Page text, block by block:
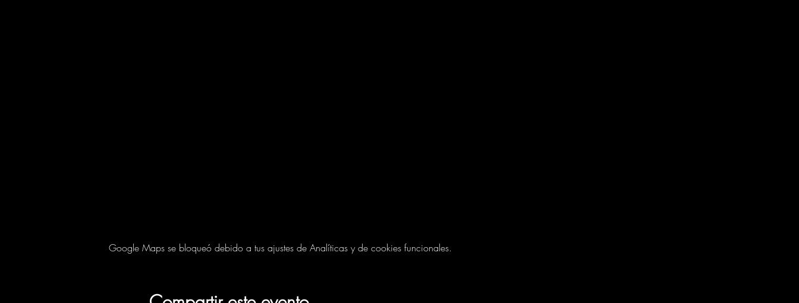
Google Maps se bloqueó debido a tus ajustes de Analíticas y de cookies funcionales.